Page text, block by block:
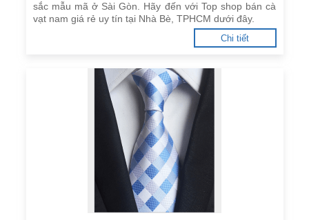
sắc mẫu mã ở Sài Gòn. Hãy đến với Top shop bán cà
vạt nam giá rẻ uy tín tại Nhà Bè, TPHCM dưới đây.
Chi tiết